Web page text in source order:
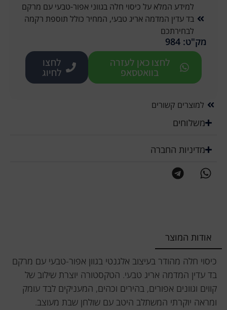
למידע המלא על כיסוי חלה בגווני אפור-טבעי עם מרקם
בד עדין המדמה אריג טבעי, המחיר כולל תוספת רקמה
לבחירתכם
מק"ט: 984
לחצו כאן לעזרה
בוואטסאפ
לחצו
לחיוג
למוצרים קשורים
משלוחים
מדיניות החברה
אודות המוצר
כיסוי חלה מהודר בעיצוב אלגנטי בגוון אפור-טבעי עם מרקם
בד עדין המדמה אריג טבעי. הטקסטורה יוצרת שילוב של
קווים וגוונים אפורים, בהירים וכהים, המעניקים לבד עומק
ומראה יוקרתי המשתלב היטב עם שולחן שבת מעוצב.